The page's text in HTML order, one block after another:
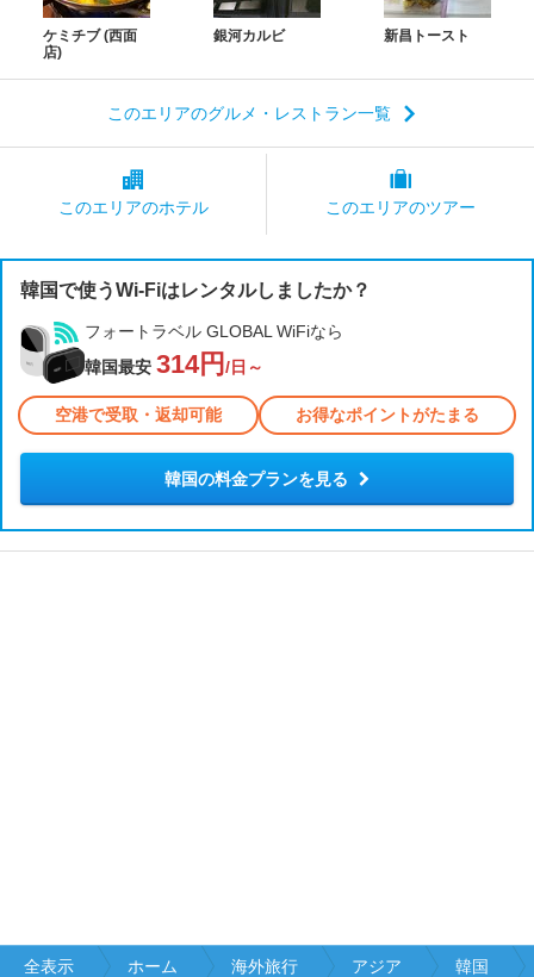
ケミチブ (西面
店)
銀河カルビ 新昌トースト
このエリアのグルメ・レストラン一覧
このエリアのホテル このエリアのツアー
韓国で使うWi-Fiはレンタルしましたか？
フォートラベル GLOBAL WiFiなら
韓国最安 314円 /日～
空港で受取・返却可能 お得なポイントがたまる
韓国の料金プランを見る
全表示 ホーム 海外旅行 アジア 韓国